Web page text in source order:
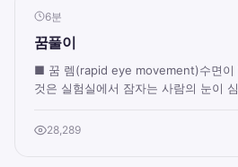
6분
꿈풀이
■ 꿈 렘(rapid eye movement)수면이
것은 실험실에서 잠자는 사람의 눈이
28,289